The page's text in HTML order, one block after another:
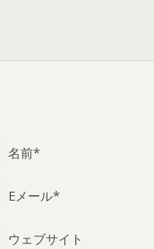
名前*
Eメール*
ウェブサイト